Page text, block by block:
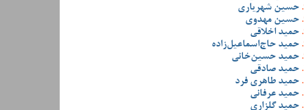
حسین شهریاری
حسین مهدوی
حمید اخلاقی
حمید حاج‌اسماعیل‌زاده
حمید حسین‌خانی
حمید صادقی
حمید طاهری فرد
حمید عرفانی
حمید گلزاری